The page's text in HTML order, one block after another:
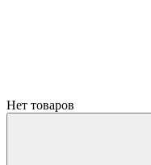
Нет товаров